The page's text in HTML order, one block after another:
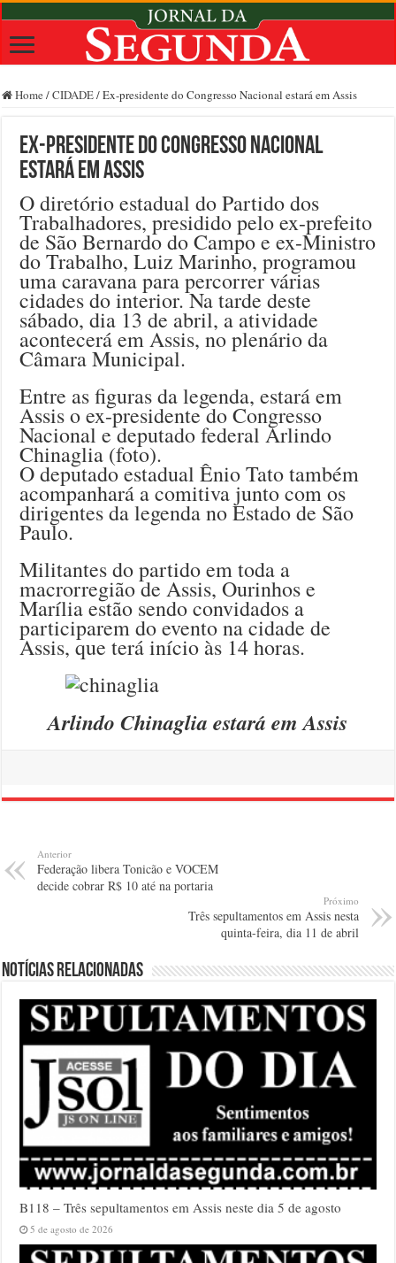
Home /CIDADE/Ex-presidente do Congresso Nacional estará em Assis
Ex-presidente do Congresso Nacional
estará em Assis
O diretório estadual do Partido dos
Trabalhadores, presidido pelo ex-prefeito
de São Bernardo do Campo e ex-Ministro
do Trabalho, Luiz Marinho, programou
uma caravana para percorrer várias
cidades do interior. Na tarde deste
sábado, dia 13 de abril, a atividade
acontecerá em Assis, no plenário da
Câmara Municipal.
Entre as figuras da legenda, estará em
Assis o ex-presidente do Congresso
Nacional e deputado federal Arlindo
Chinaglia (foto).
O deputado estadual Ênio Tato também
acompanhará a comitiva junto com os
dirigentes da legenda no Estado de São
Paulo.
Militantes do partido em toda a
macrorregião de Assis, Ourinhos e
Marília estão sendo convidados a
participarem do evento na cidade de
Assis, que terá início às 14 horas.
Arlindo Chinaglia estará em Assis
Anterior
Federação libera Tonicão e VOCEM
decide cobrar R$ 10 até na portaria
Próximo
Três sepultamentos em Assis nesta
quinta-feira, dia 11 de abril
Notícias relacionadas
B118 – Três sepultamentos em Assis neste dia 5 de agosto
5 de agosto de 2026